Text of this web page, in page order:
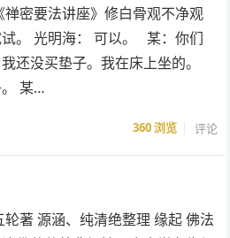
密要法讲座》修白骨观不净观
。 光明海： 可以。 某：你们
还没买垫子。我在床上坐的。
某…
360浏览 评论
著 源涵、纯清绝整理 缘起 佛法